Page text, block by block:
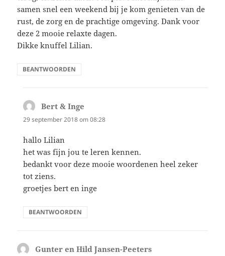
samen snel een weekend bij je kom genieten van de
rust, de zorg en de prachtige omgeving. Dank voor
deze 2 mooie relaxte dagen.
Dikke knuffel Lilian.
BEANTWOORDEN
Bert & Inge
29 september 2018 om 08:28
hallo Lilian
het was fijn jou te leren kennen.
bedankt voor deze mooie woordenen heel zeker
tot ziens.
groetjes bert en inge
BEANTWOORDEN
Gunter en Hild Jansen-Peeters